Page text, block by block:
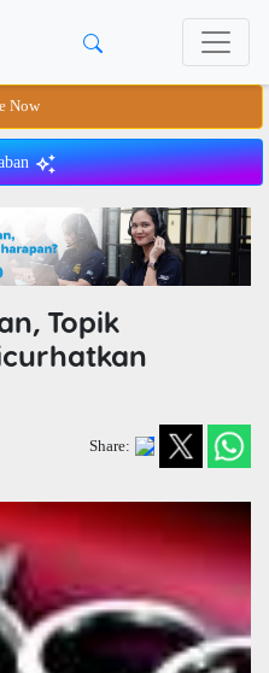
Now
Topik
Share: